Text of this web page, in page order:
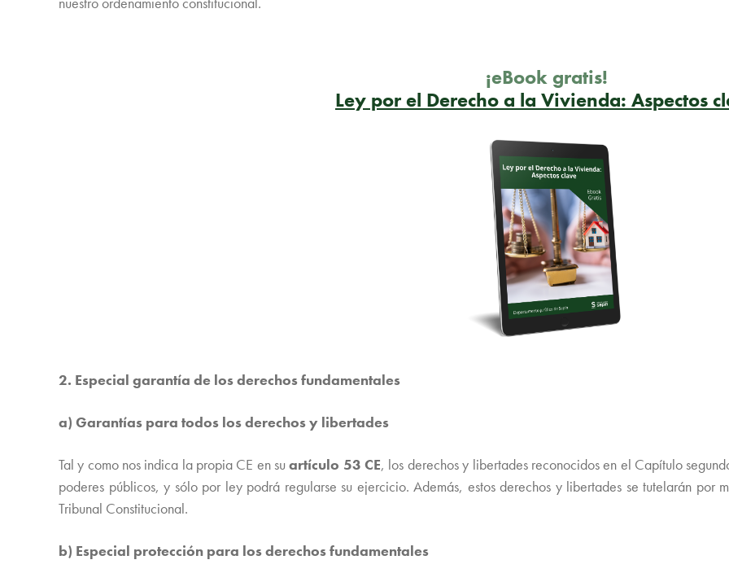
¡eBook gratis!
Ley por el Derecho a la Vivienda: Aspectos
2. Especial garantía de los derechos fundamentales
a) Garantías para todos los derechos y libertades
Tal y como nos indica la propia CE en suartículo 53 CE, los derechos y libertades reconocidos en el Capítulo
poderes públicos, y sólo por ley podrá regularse su ejercicio. Además, estos derechos y libertades se tutelarán por
Tribunal Constitucional.
b) Especial protección para los derechos fundamentales